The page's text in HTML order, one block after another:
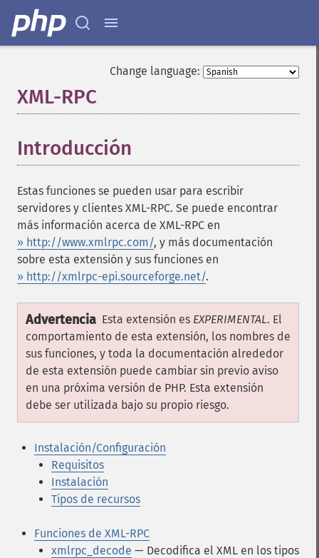
Change language:
XML-RPC
Introducción
Estas funciones se pueden usar para escribir
servidores y clientes XML-RPC. Se puede encontrar
más información acerca de XML-RPC en
» http://www.xmlrpc.com/, y más documentación
sobre esta extensión y sus funciones en
» http://xmlrpc-epi.sourceforge.net/.
Advertencia Esta extensión es EXPERIMENTAL. El
comportamiento de esta extensión, los nombres de
sus funciones, y toda la documentación alrededor
de esta extensión puede cambiar sin previo aviso
en una próxima versión de PHP. Esta extensión
debe ser utilizada bajo su propio riesgo.
Instalación/Configuración
Requisitos
Instalación
Tipos de recursos
Funciones de XML-RPC
xmlrpc_decode — Decodifica el XML en los tipos